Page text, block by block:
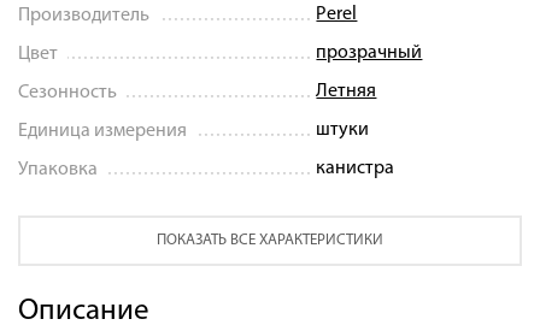
Производитель Perel
Цвет прозрачный
Сезонность Летняя
Единица измерения штуки
Упаковка канистра
ПОКАЗАТЬ ВСЕ ХАРАКТЕРИСТИКИ
Описание